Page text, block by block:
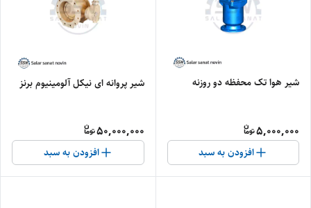
شیر هوا تک محفظه دو روزنه
5,000,000
افزودن به سبد
شیر پروانه ای نیکل آلومینیوم برنز
50,000,000
افزودن به سبد